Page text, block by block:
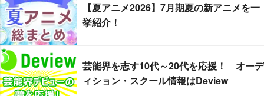
【夏アニメ2026】7月期夏の新アニメを一
挙紹介！
芸能界を志す10代～20代を応援！ オーデ
ィション・スクール情報はDeview